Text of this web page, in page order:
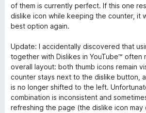
of them is currently perfect. If this one
dislike icon while keeping the counter, it
best option again.
Update: I accidentally discovered that
together with Dislikes in YouTube™ often
overall layout: both thumb icons remain
counter stays next to the dislike button,
is no longer shifted to the left.
combination is inconsistent and
refreshing the page (the dislike icon may